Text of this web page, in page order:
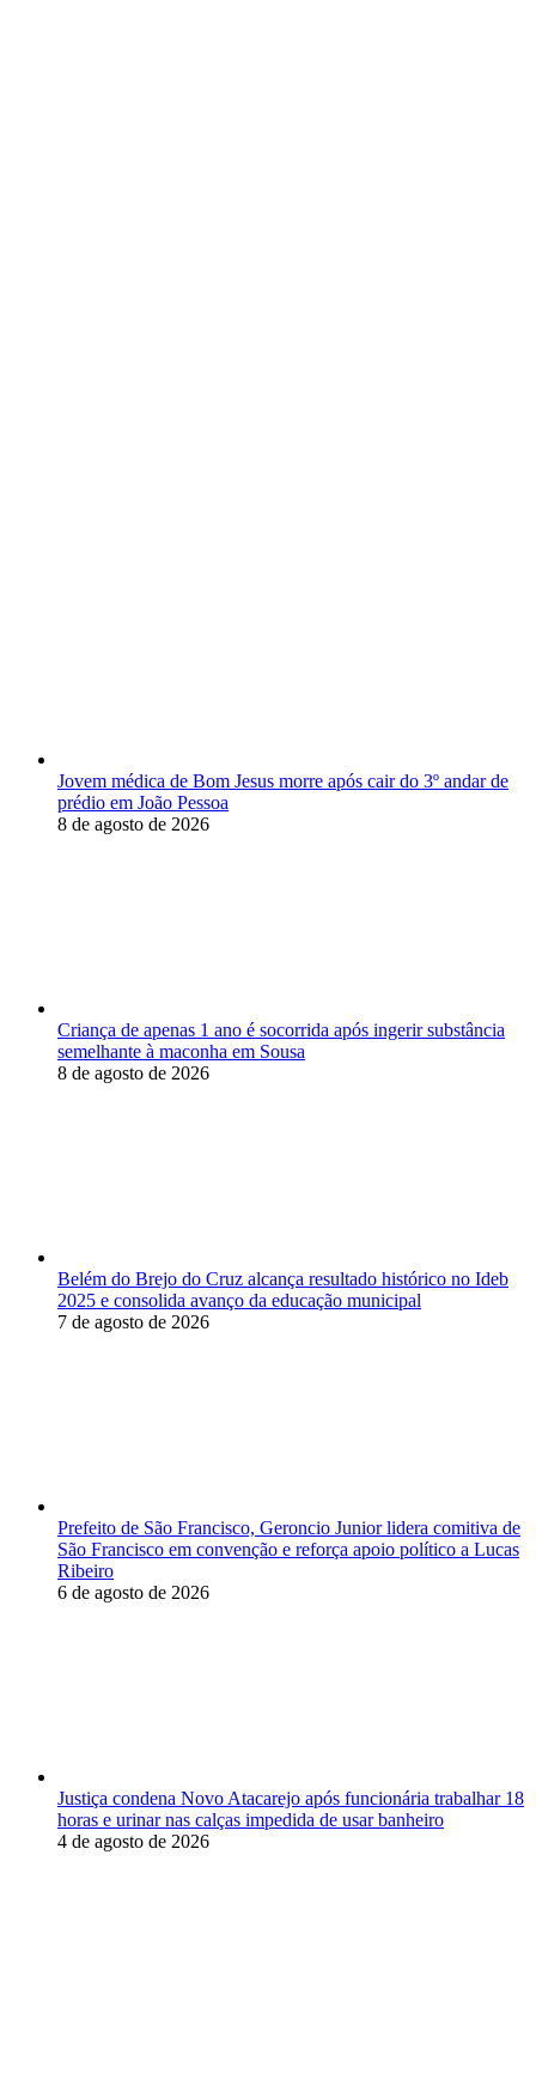
Jovem médica de Bom Jesus morre após cair do 3º andar de
prédio em João Pessoa
8 de agosto de 2026
Criança de apenas 1 ano é socorrida após ingerir substância
semelhante à maconha em Sousa
8 de agosto de 2026
Belém do Brejo do Cruz alcança resultado histórico no Ideb
2025 e consolida avanço da educação municipal
7 de agosto de 2026
Prefeito de São Francisco, Geroncio Junior lidera comitiva de
São Francisco em convenção e reforça apoio político a Lucas
Ribeiro
6 de agosto de 2026
Justiça condena Novo Atacarejo após funcionária trabalhar 18
horas e urinar nas calças impedida de usar banheiro
4 de agosto de 2026